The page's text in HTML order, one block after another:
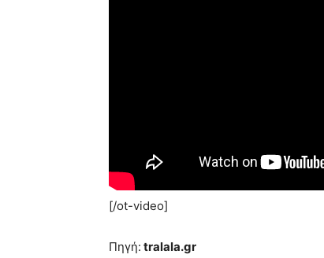
[/ot-video]
Πηγή: tralala.gr